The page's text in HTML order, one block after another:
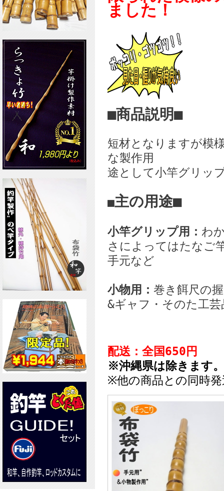
ました！
■商品説明■
短材となりますが模
な製作用
途として小竿グリッ
■主の用途■
小竿グリップ用： わ
さによってはたなご
手元など
小物用： 巻き餌尺の
&ギャフ・そのた工芸
配送：全国650円
※沖縄県は除きます。
※他の商品との同時